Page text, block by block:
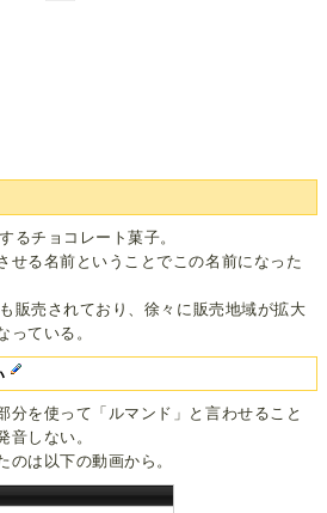
るチョコレート菓子。
せる名前ということでこの名前になった
販売されており、徐々に販売地域が拡大
っている。
分を使って「ルマンド」と言わせること
音しない。
のは以下の動画から。